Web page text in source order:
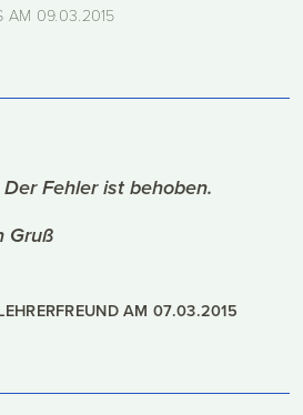
AM 09.03.2015
Fehler ist behoben.
Gruß
AM07.03.2015